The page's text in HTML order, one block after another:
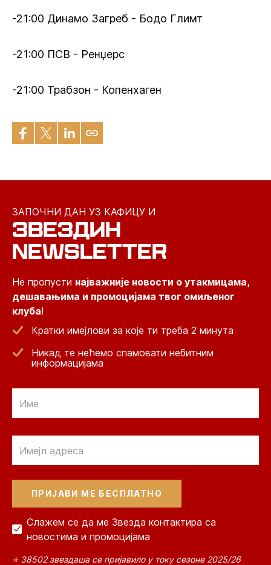
-21:00 Динамо Загреб - Бодо Глимт
-21:00 ПСВ - Ренџерс
-21:00 Трабзон - Копенхаген
ЗАПОЧНИ ДАН УЗ КАФИЦУ И
ЗВЕЗДИН
NEWSLETTER
Не пропусти најважније новости о утакмицама,
дешавањима и промоцијама твог омиљеног
клуба!
Кратки имејлови за које ти треба 2 минута
Никад те нећемо спамовати небитним
информацијама
Слажем се да ме Звезда контактира са
новостима и промоцијама
⭐ 38502 звездаша се пријавило у току сезоне 2025/26